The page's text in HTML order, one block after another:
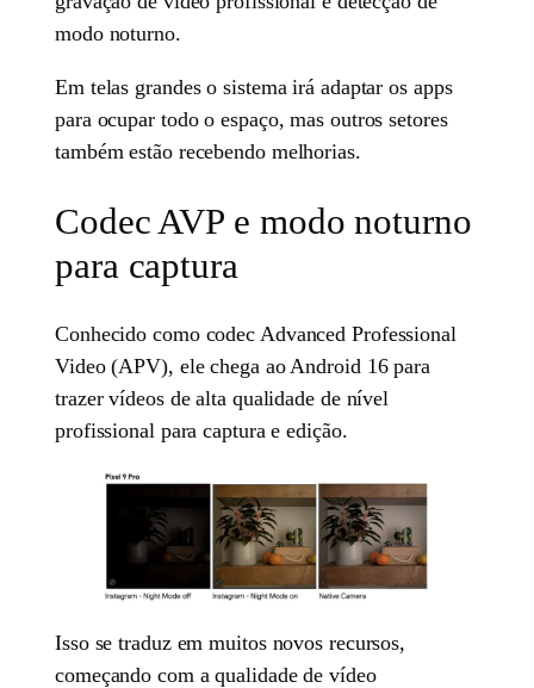
modo noturno.
Em telas grandes o sistema irá adaptar os apps
para ocupar todo o espaço, mas outros setores
também estão recebendo melhorias.
Codec AVP e modo noturno
para captura
Conhecido como codec Advanced Professional
Video (APV), ele chega ao Android 16 para
trazer vídeos de alta qualidade de nível
profissional para captura e edição.
Isso se traduz em muitos novos recursos,
começando com a qualidade de vídeo